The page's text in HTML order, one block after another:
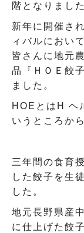
階となりました
新年に開催さ
ィバルにおい
皆さんに地元
品『ＨＯＥ餃
ました。
HOEとはH ヘ
いうところか
三年間の食育
した餃子を生
した。
地元長野県産
に仕上げた餃